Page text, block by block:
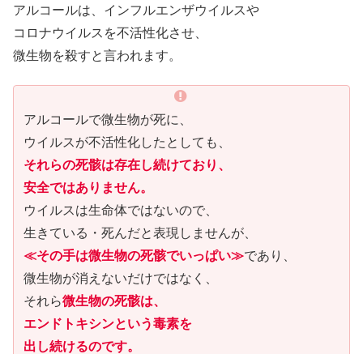
アルコールは、インフルエンザウイルスや
コロナウイルスを不活性化させ、
微生物を殺すと言われます。
アルコールで微生物が死に、
ウイルスが不活性化したとしても、
それらの死骸は存在し続けており、
安全ではありません。
ウイルスは生命体ではないので、
生きている・死んだと表現しませんが、
≪その手は微生物の死骸でいっぱい≫であり、
微生物が消えないだけではなく、
それら微生物の死骸は、
エンドトキシンという毒素を
出し続けるのです。